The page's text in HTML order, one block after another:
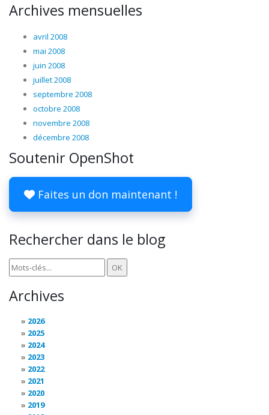
Archives mensuelles
avril 2008
mai 2008
juin 2008
juillet 2008
septembre 2008
octobre 2008
novembre 2008
décembre 2008
Soutenir OpenShot
Faites un don maintenant !
Rechercher dans le blog
Archives
2026
2025
2024
2023
2022
2021
2020
2019